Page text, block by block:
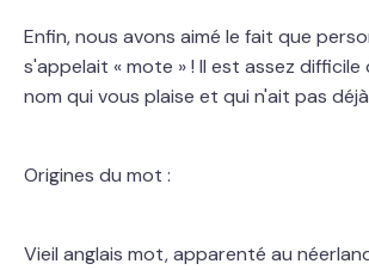
Enfin, nous avons aimé le fait que
s'appelait « mote » ! Il est assez
nom qui vous plaise et qui n'ait pas
Origines du mot :
Vieil anglais mot, apparenté au